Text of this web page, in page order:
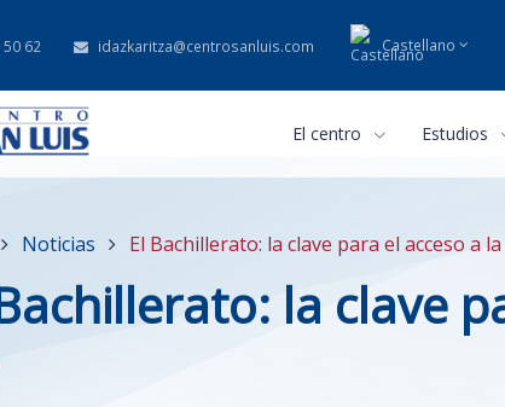
50 62 idazkaritza@centrosanluis.com Castellano
El centro Estudios
Noticias El Bachillerato: la clave para el acceso a
la clave